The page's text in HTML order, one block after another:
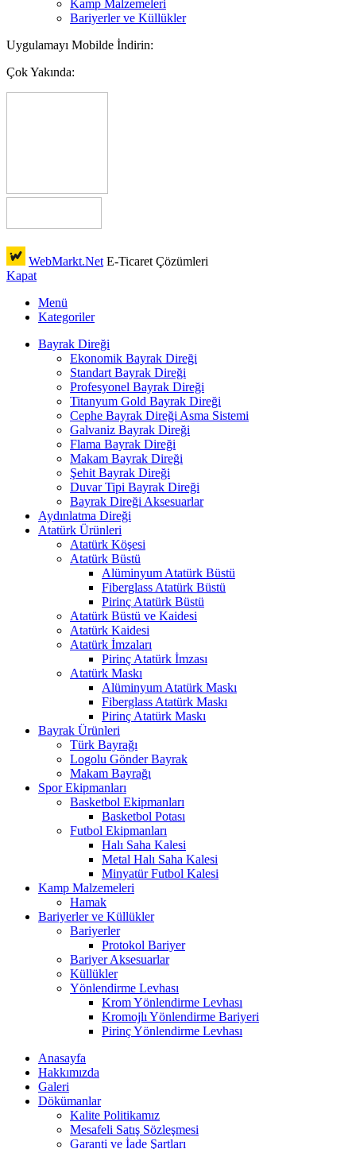
Kamp Malzemeleri
Bariyerler ve Küllükler
Uygulamayı Mobilde İndirin:
Çok Yakında:
WebMarkt.NetE-Ticaret Çözümleri
Kapat
Menü
Kategoriler
Bayrak Direği
Ekonomik Bayrak Direği
Standart Bayrak Direği
Profesyonel Bayrak Direği
Titanyum Gold Bayrak Direği
Cephe Bayrak Direği Asma Sistemi
Galvaniz Bayrak Direği
Flama Bayrak Direği
Makam Bayrak Direği
Şehit Bayrak Direği
Duvar Tipi Bayrak Direği
Bayrak Direği Aksesuarlar
Aydınlatma Direği
Atatürk Ürünleri
Atatürk Köşesi
Atatürk Büstü
Alüminyum Atatürk Büstü
Fiberglass Atatürk Büstü
Pirinç Atatürk Büstü
Atatürk Büstü ve Kaidesi
Atatürk Kaidesi
Atatürk İmzaları
Pirinç Atatürk İmzası
Atatürk Maskı
Alüminyum Atatürk Maskı
Fiberglass Atatürk Maskı
Pirinç Atatürk Maskı
Bayrak Ürünleri
Türk Bayrağı
Logolu Gönder Bayrak
Makam Bayrağı
Spor Ekipmanları
Basketbol Ekipmanları
Basketbol Potası
Futbol Ekipmanları
Halı Saha Kalesi
Metal Halı Saha Kalesi
Minyatür Futbol Kalesi
Kamp Malzemeleri
Hamak
Bariyerler ve Küllükler
Bariyerler
Protokol Bariyer
Bariyer Aksesuarlar
Küllükler
Yönlendirme Levhası
Krom Yönlendirme Levhası
Kromojlı Yönlendirme Bariyeri
Pirinç Yönlendirme Levhası
Anasayfa
Hakkımızda
Galeri
Dökümanlar
Kalite Politikamız
Mesafeli Satış Sözleşmesi
Garanti ve İade Şartları